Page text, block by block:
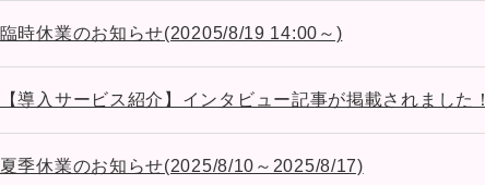
臨時休業のお知らせ(20205/8/19 14:00～)
【導入サービス紹介】インタビュー記事が掲載されました！
夏季休業のお知らせ(2025/8/10～2025/8/17)